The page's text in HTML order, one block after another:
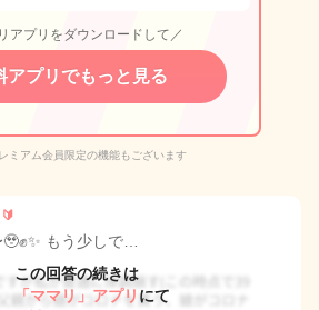
アプリをダウンロードして／
アプリでもっと見る
ミアム会員限定の機能もございます
もう少しで…
この回答の続きは
「ママリ」アプリ にて